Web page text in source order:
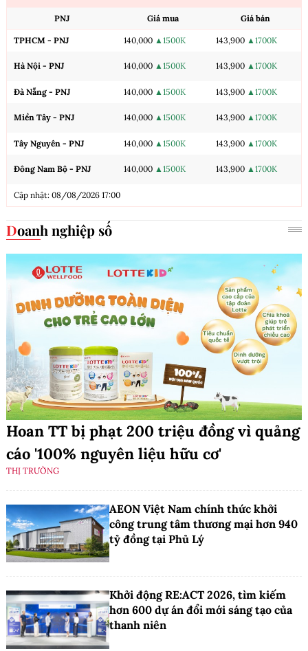
PNJ Giá mua Giá bán
TPHCM - PNJ 140,000 ▲1500K 143,900 ▲1700K
Hà Nội - PNJ 140,000 ▲1500K 143,900 ▲1700K
Đà Nẵng - PNJ 140,000 ▲1500K 143,900 ▲1700K
Miền Tây - PNJ 140,000 ▲1500K 143,900 ▲1700K
Tây Nguyên - PNJ 140,000 ▲1500K 143,900 ▲1700K
Đông Nam Bộ - PNJ 140,000 ▲1500K 143,900 ▲1700K
Cập nhật: 08/08/2026 17:00
Doanh nghiệp số
Hoan TT bị phạt 200 triệu đồng vì quảng
cáo '100% nguyên liệu hữu cơ'
THỊ TRƯỜNG
AEON Việt Nam chính thức khởi
công trung tâm thương mại hơn 940
tỷ đồng tại Phủ Lý
Khởi động RE:ACT 2026, tìm kiếm
hơn 600 dự án đổi mới sáng tạo của
thanh niên